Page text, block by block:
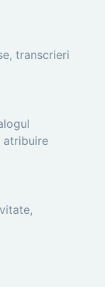
transcrieri
atribuire